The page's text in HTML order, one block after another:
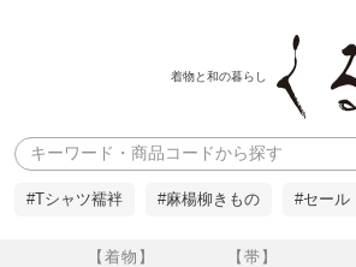
着物と和の暮らし
【着物】 【帯】
検索
#Tシャツ襦袢 #麻楊柳きもの #セール